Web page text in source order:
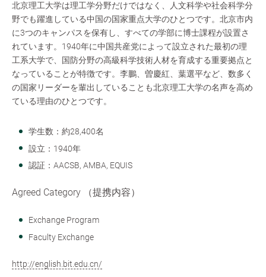
北京理工大学は理工学分野だけではなく、人文科学や社会科学分
野でも躍進している中国の国家重点大学のひとつです。北京市内
に3つのキャンパスを保有し、すべての学部に博士課程が設置さ
れています。1940年に中国共産党によって設立された最初の理
工系大学で、国防分野の高級科学技術人材を育成する重要拠点と
なっていることが特徴です。李鵬、曽慶紅、葉選平など、数多く
の国家リーダーを輩出していることも北京理工大学の名声を高め
ている理由のひとつです。
学生数：約28,400名
設立：1940年
認証：AACSB, AMBA, EQUIS
Agreed Category （提携内容）
Exchange Program
Faculty Exchange
http://english.bit.edu.cn/